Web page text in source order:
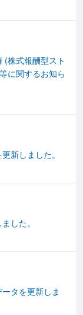
(株式報酬型スト
に関するお知ら
新しました。
した。
タを更新しま